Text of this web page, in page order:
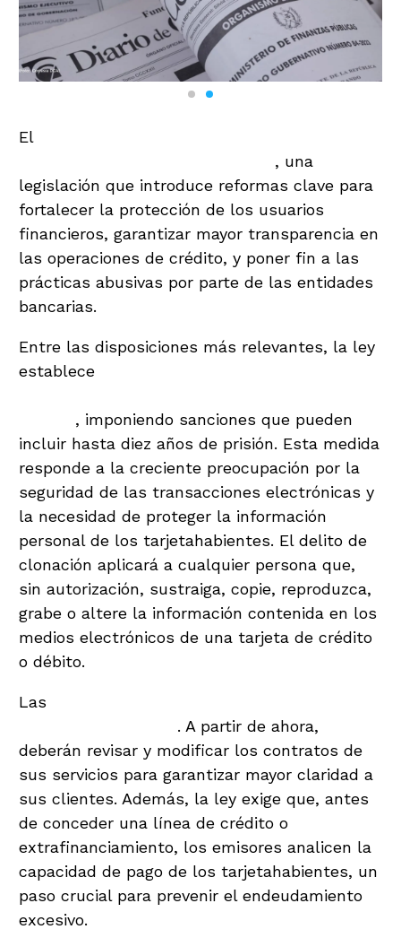
El
, una
legislación que introduce reformas clave para
fortalecer la protección de los usuarios
financieros, garantizar mayor transparencia en
las operaciones de crédito, y poner fin a las
prácticas abusivas por parte de las entidades
bancarias.
Entre las disposiciones más relevantes, la ley
establece
, imponiendo sanciones que pueden
incluir hasta diez años de prisión. Esta medida
responde a la creciente preocupación por la
seguridad de las transacciones electrónicas y
la necesidad de proteger la información
personal de los tarjetahabientes. El delito de
clonación aplicará a cualquier persona que,
sin autorización, sustraiga, copie, reproduzca,
grabe o altere la información contenida en los
medios electrónicos de una tarjeta de crédito
o débito.
Las
. A partir de ahora,
deberán revisar y modificar los contratos de
sus servicios para garantizar mayor claridad a
sus clientes. Además, la ley exige que, antes
de conceder una línea de crédito o
extrafinanciamiento, los emisores analicen la
capacidad de pago de los tarjetahabientes, un
paso crucial para prevenir el endeudamiento
excesivo.